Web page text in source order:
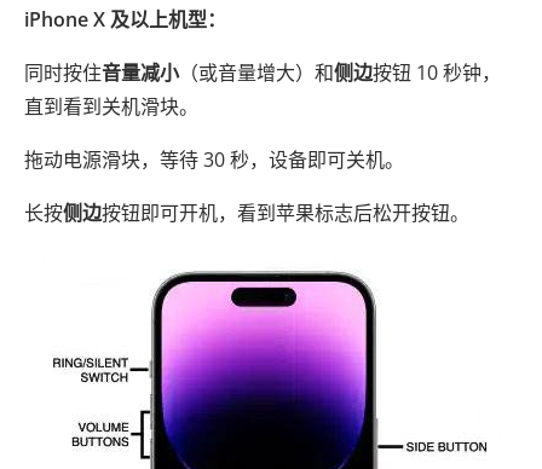
iPhone X 及以上机型：
同时按住音量减小（或音量增大）和侧边按钮 10 秒钟，
直到看到关机滑块。
拖动电源滑块，等待 30 秒，设备即可关机。
长按侧边按钮即可开机，看到苹果标志后松开按钮。